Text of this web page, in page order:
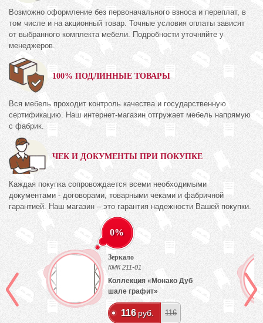
Возможно оформление без первоначального взноса и переплат, в
том числе и на акционный товар. Точные условия оплаты зависят
от выбранного комплекта мебели. Подробности уточняйте у
менеджеров.
100% ПОДЛИННЫЕ ТОВАРЫ
Вся мебель проходит контроль качества и государственную
сертификацию. Наш интернет-магазин отгружает мебель напрямую
с фабрик.
ЧЕК И ДОКУМЕНТЫ ПРИ ПОКУПКЕ
Каждая покупка сопровождается всеми необходимыми
документами - договорами, товарными чеками и фабричной
гарантией. Наш магазин – это гарантия надежности Вашей покупки.
0%
Зеркало
КМК 211-01
Коллекция «Монако Дуб
шале графит»
116 руб. 116